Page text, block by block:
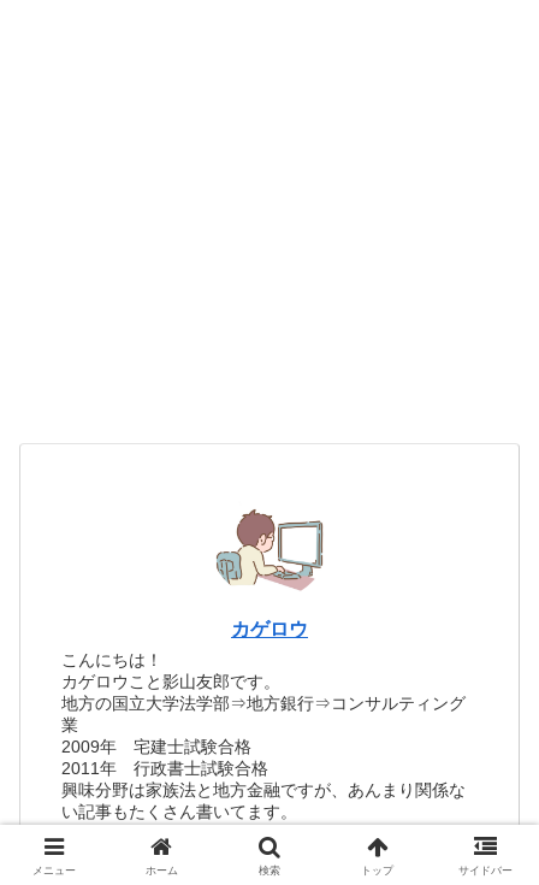
カゲロウ
こんにちは！
カゲロウこと影山友郎です。
地方の国立大学法学部⇒地方銀行⇒コンサルティング
業
2009年 宅建士試験合格
2011年 行政書士試験合格
興味分野は家族法と地方金融ですが、あんまり関係な
い記事もたくさん書いてます。
ブログ歴７年、月間アクセス数は約60万PV。
いつも訪れてくれる読者さんに感謝です✨
（詳しいプロフィールは、上部の「カゲロウ」をクリ
メニュー ホーム 検索 トップ サイドバー